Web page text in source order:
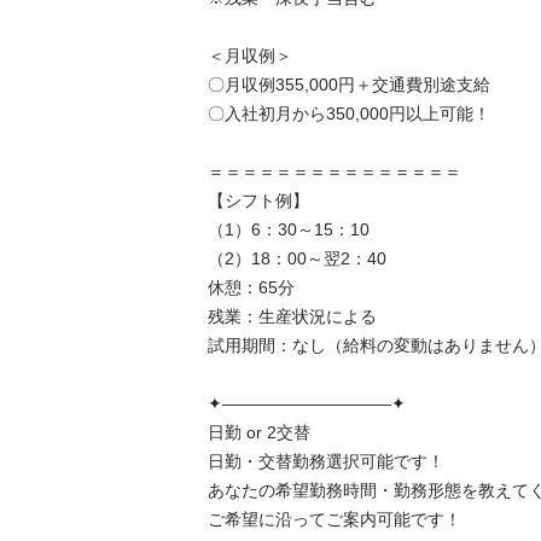
＜月収例＞
〇月収例355,000円＋交通費別途支給
〇入社初月から350,000円以上可能！
＝＝＝＝＝＝＝＝＝＝＝＝＝＝＝
【シフト例】
（1）6：30～15：10
（2）18：00～翌2：40
休憩：65分
残業：生産状況による
試用期間：なし（給料の変動はありません）
✦——————————✦
日勤 or 2交替
日勤・交替勤務選択可能です！
あなたの希望勤務時間・勤務形態を教えて
ご希望に沿ってご案内可能です！